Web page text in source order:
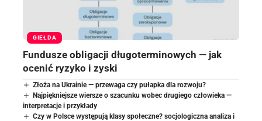
GIEŁDA
Fundusze obligacji długoterminowych — jak
ocenić ryzyko i zyski
Złoża na Ukrainie — przewaga czy pułapka dla rozwoju?
Najpiękniejsze wiersze o szacunku wobec drugiego człowieka —
interpretacje i przykłady
Czy w Polsce występują klasy społeczne? socjologiczna analiza i